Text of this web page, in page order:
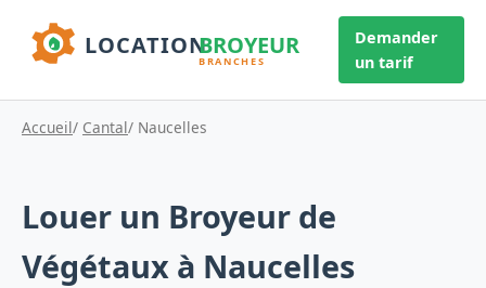
Demander
un tarif
Accueil/ Cantal/ Naucelles
Louer un Broyeur de
Végétaux à Naucelles